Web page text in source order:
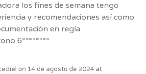
los fines de semana tengo
y recomendaciones así como
en regla
6********
on 14 de agosto de 2024 at